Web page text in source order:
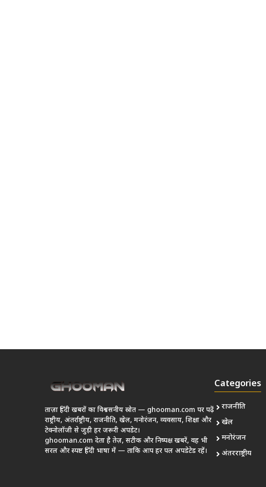
ताज़ा हिंदी खबरों का विश्वसनीय स्रोत — ghooman.com पर पढ़ें
राष्ट्रीय, अंतर्राष्ट्रीय, राजनीति, खेल, मनोरंजन, व्यवसाय, शिक्षा और
टेक्नोलॉजी से जुड़ी हर जरूरी अपडेट।
ghooman.com देता है तेज़, सटीक और निष्पक्ष खबरें, वह भी
सरल और स्पष्ट हिंदी भाषा में — ताकि आप हर पल अपडेटेड रहें।
Categories
राजनीति
खेल
मनोरंजन
अंतरराष्ट्रीय